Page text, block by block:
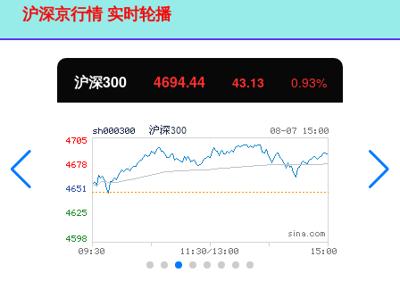
沪深京行情 实时轮播
北证50 1134.24 11.37 1.01%